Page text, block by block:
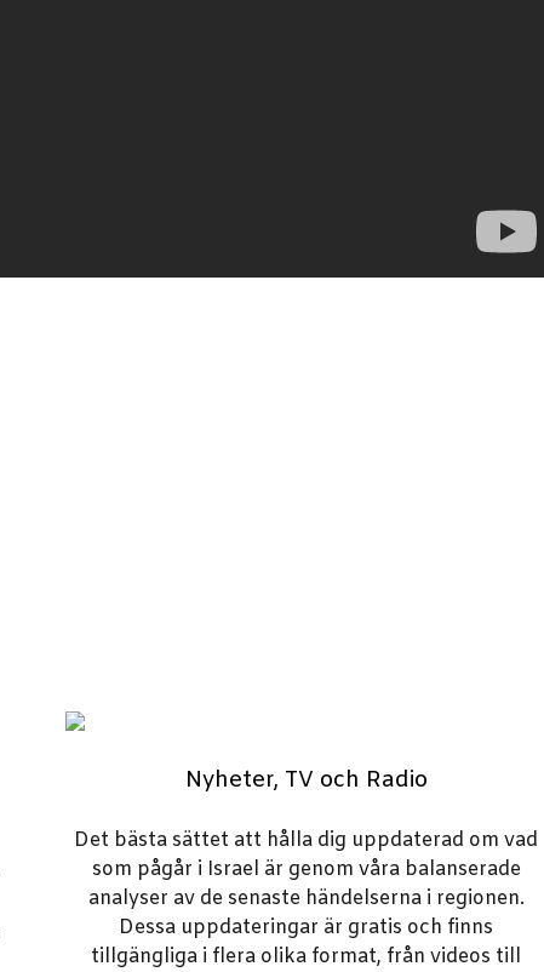
Nyheter, TV och Radio
Det bästa sättet att hålla dig uppdaterad om vad
som pågår i Israel är genom våra balanserade
analyser av de senaste händelserna i regionen.
Dessa uppdateringar är gratis och finns
tillgängliga i flera olika format, från videos till